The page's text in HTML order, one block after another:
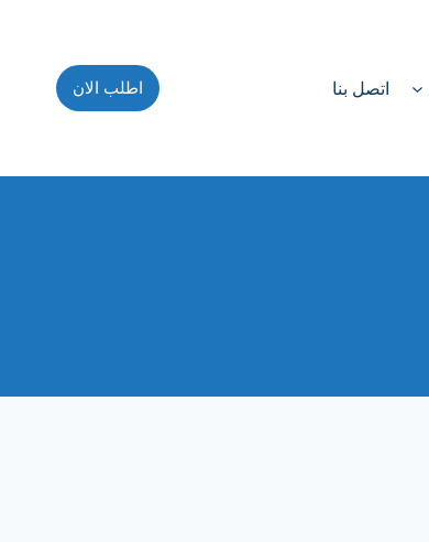
اتصل بنا اطلب الان